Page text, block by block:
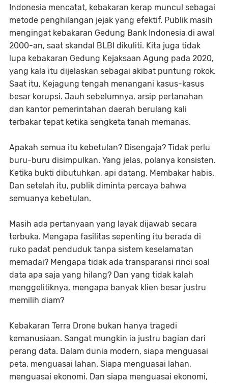
Indonesia mencatat, kebakaran kerap muncul sebagai
metode penghilangan jejak yang efektif. Publik masih
mengingat kebakaran Gedung Bank Indonesia di awal
2000-an, saat skandal BLBI dikuliti. Kita juga tidak
lupa kebakaran Gedung Kejaksaan Agung pada 2020,
yang kala itu dijelaskan sebagai akibat puntung rokok.
Saat itu, Kejagung tengah menangani kasus-kasus
besar korupsi. Jauh sebelumnya, arsip pertanahan
dan kantor pemerintahan daerah berulang kali
terbakar tepat ketika sengketa tanah memanas.
Apakah semua itu kebetulan? Disengaja? Tidak perlu
buru-buru disimpulkan. Yang jelas, polanya konsisten.
Ketika bukti dibutuhkan, api datang. Membakar habis.
Dan setelah itu, publik diminta percaya bahwa
semuanya kebetulan.
Masih ada pertanyaan yang layak dijawab secara
terbuka. Mengapa fasilitas sepenting itu berada di
ruko padat penduduk tanpa sistem keselamatan
memadai? Mengapa tidak ada transparansi rinci soal
data apa saja yang hilang? Dan yang tidak kalah
menggelitiknya, mengapa banyak klien besar justru
memilih diam?
Kebakaran Terra Drone bukan hanya tragedi
kemanusiaan. Sangat mungkin ia justru bagian dari
perang data. Dalam dunia modern, siapa menguasai
peta, menguasai lahan. Siapa menguasai lahan,
menguasai ekonomi. Dan siapa menguasai ekonomi,